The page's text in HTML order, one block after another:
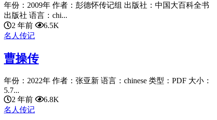
年份：2009年 作者：彭德怀传记组 出版社：中国大百科全书
出版社 语言：chi...
2 年前
6.5K
名人传记
曹操传
年份：2022年 作者：张亚新 语言：chinese 类型：PDF 大小：
5.7...
2 年前
6.8K
名人传记